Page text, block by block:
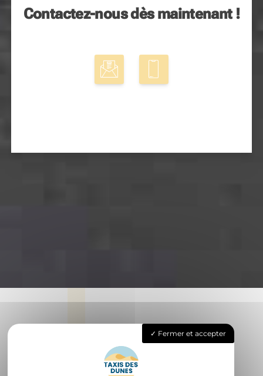
Contactez-nous dès maintenant !
Fermer et accepter